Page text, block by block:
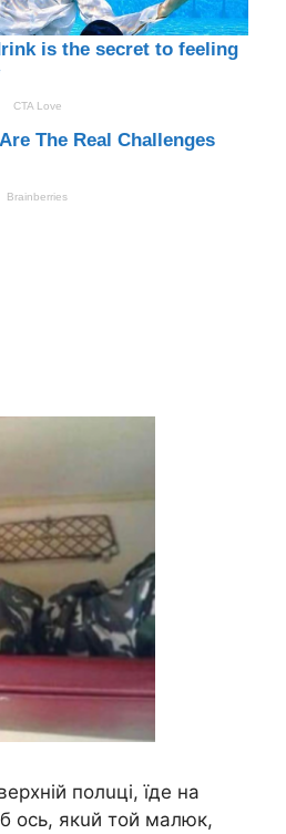
полuцi, їдe нa
оcь, якuй той мaлюк,